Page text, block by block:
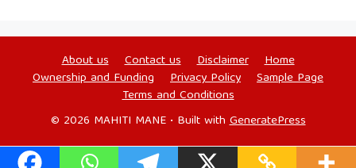
About us Contact us Disclaimer
Home
Ownership and Funding
Privacy Policy
Sample Page
Terms and Conditions
© 2026 MAHITI MANE• Built withGeneratePress